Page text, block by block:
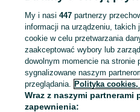
Zaloguj się lub załóż konto
sprzedającym
Zaloguj się / Załóż konto
Zadzwoń / SMS
My i nasi447 partnerzy
informacji na urządzeniu,
cookie w celu przetwarzania
zaakceptować wybory lub
dowolnym momencie na stronie
sygnalizowane naszym
przeglądania. Polityka cookies,
Wraz z naszymi partnerami
zapewnienia: